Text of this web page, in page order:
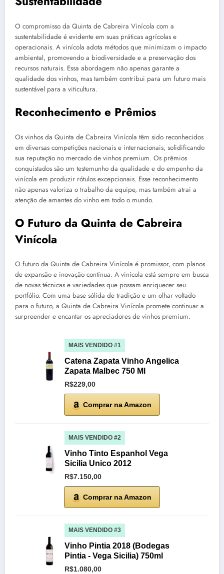
O compromisso da Quinta de Cabreira Vinícola com a
sustentabilidade é evidente em suas práticas agrícolas e
operacionais. A vinícola adota métodos que minimizam o impacto
ambiental, promovendo a biodiversidade e a preservação dos
recursos naturais. Essa abordagem não apenas garante a
qualidade dos vinhos, mas também contribui para um futuro mais
sustentável para a viticultura.
Reconhecimento e Prêmios
Os vinhos da Quinta de Cabreira Vinícola têm sido reconhecidos
em diversas competições nacionais e internacionais, solidificando
sua reputação no mercado de vinhos premium. Os prêmios
conquistados são um testemunho da qualidade e do empenho da
vinícola em produzir rótulos excepcionais. Esse reconhecimento
não apenas valoriza o trabalho da equipe, mas também atrai a
atenção de amantes do vinho em todo o mundo.
O Futuro da Quinta de Cabreira
Vinícola
O futuro da Quinta de Cabreira Vinícola é promissor, com planos
de expansão e inovação contínua. A vinícola está sempre em busca
de novas técnicas e variedades que possam enriquecer seu
portfólio. Com uma base sólida de tradição e um olhar voltado
para o futuro, a Quinta de Cabreira Vinícola promete continuar a
surpreender e encantar os apreciadores de vinhos premium.
MAIS VENDIDO #1
Catena Zapata Vinho Angelica
Zapata Malbec 750 Ml
R$229,00
Comprar na Amazon
MAIS VENDIDO #2
Vinho Tinto Espanhol Vega
Sicilia Unico 2012
R$7.150,00
Comprar na Amazon
MAIS VENDIDO #3
Vinho Pintia 2018 (Bodegas
Pintia - Vega Sicilia) 750ml
R$1.080,00